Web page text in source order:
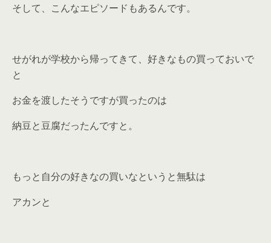
そして、こんなエピソードもあるんです。
せがれが学校から帰ってきて、好きなもの買っておいで
と
お金を渡したそうですが買ったのは
納豆と豆腐だったんですと。
もっと自分の好きなの買いなというと無駄は
アカンと